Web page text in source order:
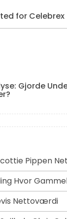
for Celebrex
Gjorde
Pippen
Hvor
Nettoværdi